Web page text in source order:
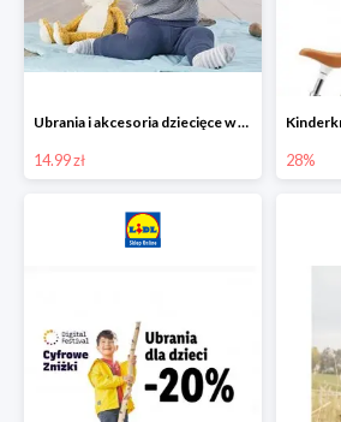
Ubrania i akcesoria dziecięce w Lidlu Online od 14,99 zł
14.99 zł 28%